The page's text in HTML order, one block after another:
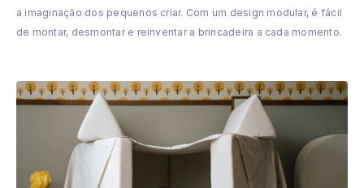
a imaginação dos pequenos criar. Com um design modular, é fácil
de montar, desmontar e reinventar a brincadeira a cada momento.